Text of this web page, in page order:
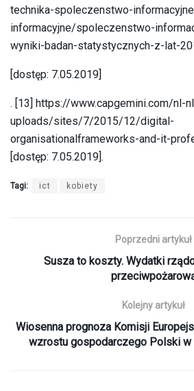
technika-spoleczenstwo-
informacyjne/spoleczenstwo-
wyniki-badan-statystycznych-z-lat-
[dostęp: 7.05.2019]
. [13] https://www.capgemini.com/nl-
uploads/sites/7/2015/12/digital-
organisationalframeworks-and-it-
[dostęp: 7.05.2019].
Tagi: ict kobiety
Poprzedni artykuł
Susza to koszty. Wydatki
Kolejny artykuł
Wiosenna prognoza Komisji
wzrostu gospodarczego Polski w